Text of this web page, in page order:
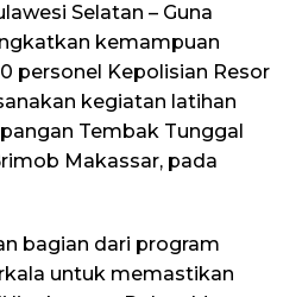
Selatan – Guna
kemampuan
personel Kepolisian Resor
kegiatan latihan
Tembak Tunggal
Makassar, pada
bagian dari program
untuk memastikan